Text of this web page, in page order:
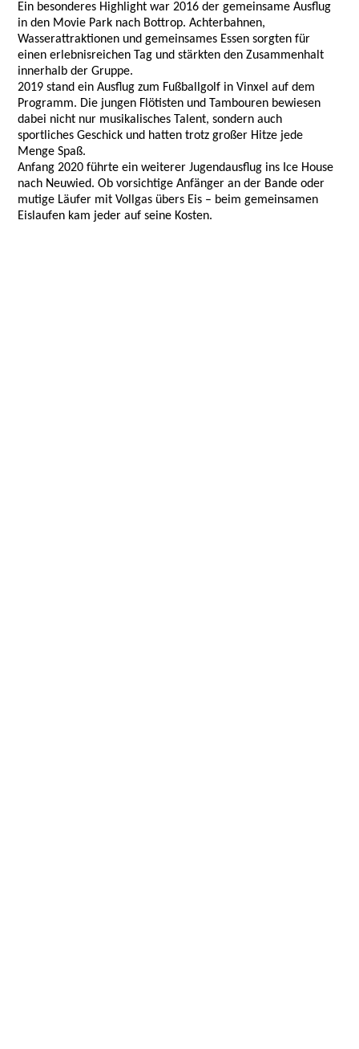
Ein besonderes Highlight war 2016 der gemeinsame Ausflug
in den Movie Park nach Bottrop. Achterbahnen,
Wasserattraktionen und gemeinsames Essen sorgten für
einen erlebnisreichen Tag und stärkten den Zusammenhalt
innerhalb der Gruppe.
2019 stand ein Ausflug zum Fußballgolf in Vinxel auf dem
Programm. Die jungen Flötisten und Tambouren bewiesen
dabei nicht nur musikalisches Talent, sondern auch
sportliches Geschick und hatten trotz großer Hitze jede
Menge Spaß.
Anfang 2020 führte ein weiterer Jugendausflug ins Ice House
nach Neuwied. Ob vorsichtige Anfänger an der Bande oder
mutige Läufer mit Vollgas übers Eis – beim gemeinsamen
Eislaufen kam jeder auf seine Kosten.